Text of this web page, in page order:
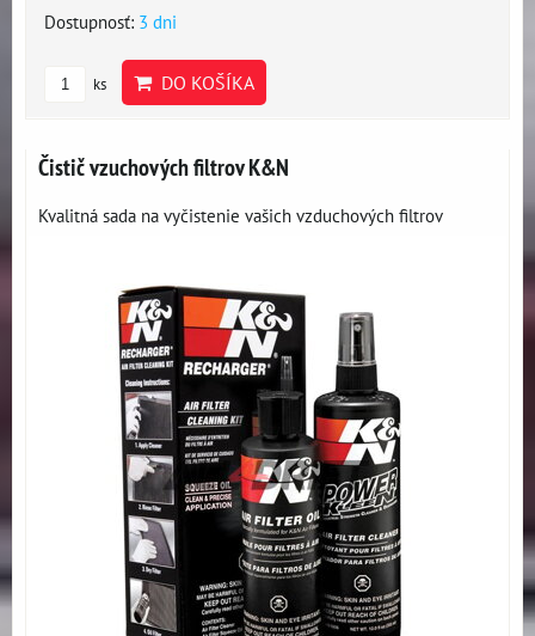
Dostupnosť: 3 dni
ks DO KOŠÍKA
Čistič vzuchových filtrov K&N
Kvalitná sada na vyčistenie vašich vzduchových filtrov